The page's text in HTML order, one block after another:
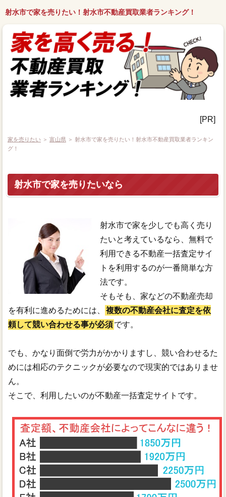
射水市で家を売りたい！射水市不動産買取業者ランキング！
[PR]
家を売りたい ＞ 富山県 ＞ 射水市で家を売りたい！射水市不動産買取業者ランキン
グ！
射水市で家を売りたいなら
射水市で家を少しでも高く売り
たいと考えているなら、無料で
利用できる不動産一括査定サイ
トを利用するのが一番簡単な方
法です。
そもそも、家などの不動産売却
を有利に進めるためには、
複数の不動産会社に査定を依
頼して競い合わせる事が必須です。
でも、かなり面倒で労力がかかりますし、競い合わせるた
めには相応のテクニックが必要なので現実的ではありませ
ん。
そこで、利用したいのが不動産一括査定サイトです。